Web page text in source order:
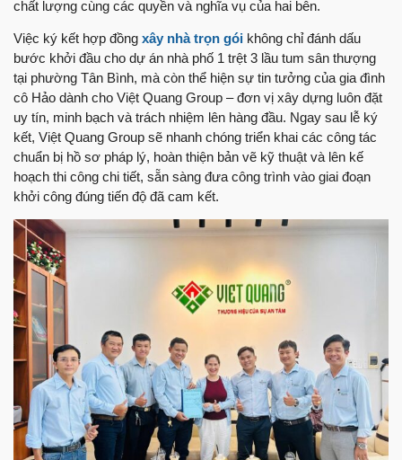
chất lượng cùng các quyền và nghĩa vụ của hai bên.
Việc ký kết hợp đồng xây nhà trọn gói không chỉ đánh dấu
bước khởi đầu cho dự án nhà phố 1 trệt 3 lầu tum sân thượng
tại phường Tân Bình, mà còn thể hiện sự tin tưởng của gia đình
cô Hảo dành cho Việt Quang Group – đơn vị xây dựng luôn đặt
uy tín, minh bạch và trách nhiệm lên hàng đầu. Ngay sau lễ ký
kết, Việt Quang Group sẽ nhanh chóng triển khai các công tác
chuẩn bị hồ sơ pháp lý, hoàn thiện bản vẽ kỹ thuật và lên kế
hoạch thi công chi tiết, sẵn sàng đưa công trình vào giai đoạn
khởi công đúng tiến độ đã cam kết.